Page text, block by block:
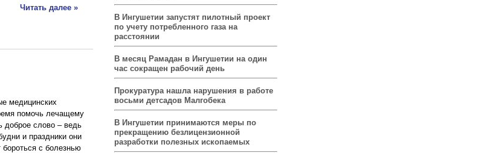
Читать далее »
медицинских
помочь лечащему
доброе слово – ведь
и праздники они
с болезнью
В Ингушетии запустят пилотный проект
по учету потребленного газа на
расстоянии
В месяц Рамадан в Ингушетии на один
час сокращен рабочий день
Прокуратура нашла нарушения в работе
восьми детсадов Малгобека
В Ингушетии принимаются меры по
прекращению безлицензионной
разработки полезных ископаемых